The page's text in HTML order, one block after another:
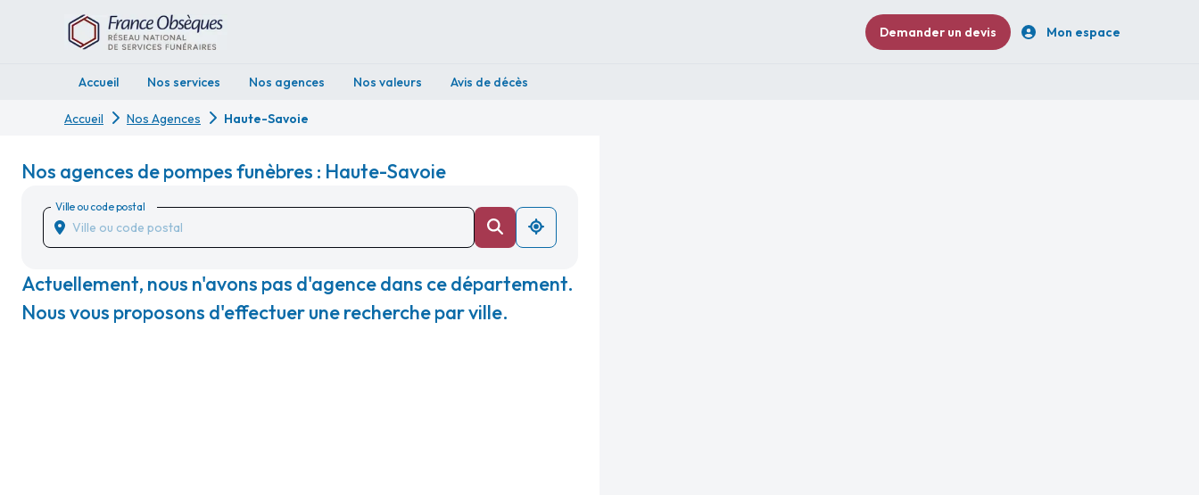
Demander un devis Mon espace
Accueil Nos services Nos agences Nos valeurs Avis de décès
Accueil Nos Agences Haute-Savoie
Nos agences de pompes funèbres : Haute-Savoie
Ville ou code postal
Actuellement, nous n'avons pas d'agence dans ce département.
Nous vous proposons d'effectuer une recherche par ville.